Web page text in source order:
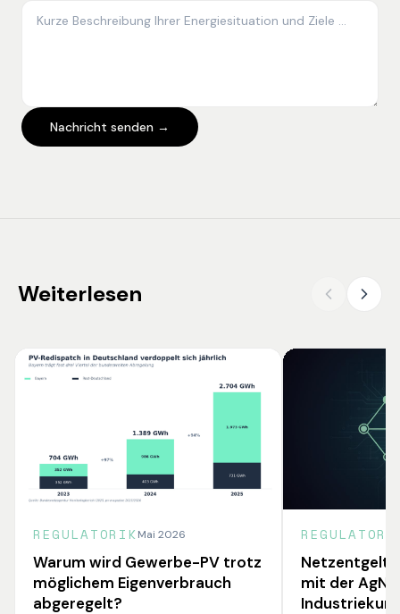
Nachricht senden →
Weiterlesen
REGULATORIK Mai 2026
Warum wird Gewerbe-PV trotz
möglichem Eigenverbrauch
abgeregelt?
Netzentgelte
mit der